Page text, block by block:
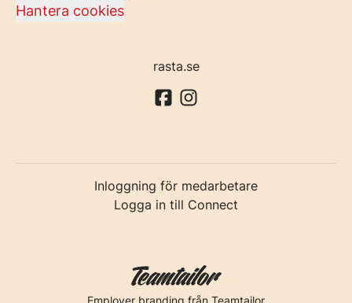
Hantera cookies
rasta.se
Inloggning för medarbetare
Logga in till Connect
Employer branding från Teamtailor